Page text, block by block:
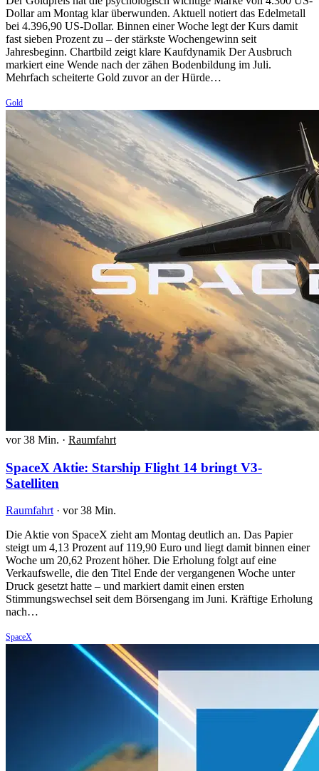
Dollar am Montag klar überwunden. Aktuell notiert das Edelmetall
bei 4.396,90 US-Dollar. Binnen einer Woche legt der Kurs damit
fast sieben Prozent zu – der stärkste Wochengewinn seit
Jahresbeginn. Chartbild zeigt klare Kaufdynamik Der Ausbruch
markiert eine Wende nach der zähen Bodenbildung im Juli.
Mehrfach scheiterte Gold zuvor an der Hürde…
Gold
vor 38 Min. · Raumfahrt
SpaceX Aktie: Starship Flight 14 bringt V3-
Satelliten
Raumfahrt · vor 38 Min.
Die Aktie von SpaceX zieht am Montag deutlich an. Das Papier
steigt um 4,13 Prozent auf 119,90 Euro und liegt damit binnen einer
Woche um 20,62 Prozent höher. Die Erholung folgt auf eine
Verkaufswelle, die den Titel Ende der vergangenen Woche unter
Druck gesetzt hatte – und markiert damit einen ersten
Stimmungswechsel seit dem Börsengang im Juni. Kräftige Erholung
nach…
SpaceX